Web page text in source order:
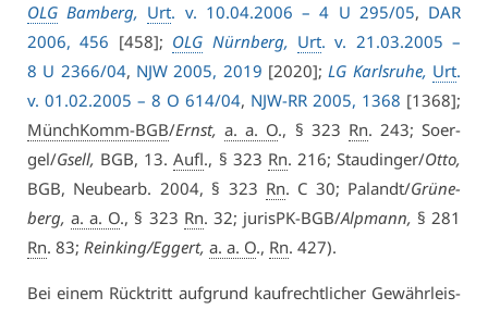
OLG Bam­berg, Urt. v. 10.04.2006 – 4 U 295/05, DAR
2006, 456 [458]; OLG Nürn­berg, Urt. v. 21.03.2005 –
8 U 2366/04, NJW 2005, 2019 [2020];LG Karls­ru­he, Urt.
v. 01.02.2005 – 8 O 614/04, NJW-RR 2005, 1368 [1368];
MünchKomm-BGB/Ernst, a. a. O., § 323 Rn. 243; So­er­
gel/Gsell, BGB, 13.Aufl., § 323 Rn. 216; Stau­din­ger/Ot­to,
BGB, Neu­be­arb. 2004, § 323 Rn. C 30; Pa­landt/Grü­ne­
berg, a. a. O., § 323 Rn. 32; ju­risPK-BGB/Alp­mann, § 281
Rn. 83; Rein­king/Eg­gert, a. a. O., Rn. 427).
Bei ei­nem Rück­tritt auf­grund kauf­recht­li­cher Ge­währ­leis­